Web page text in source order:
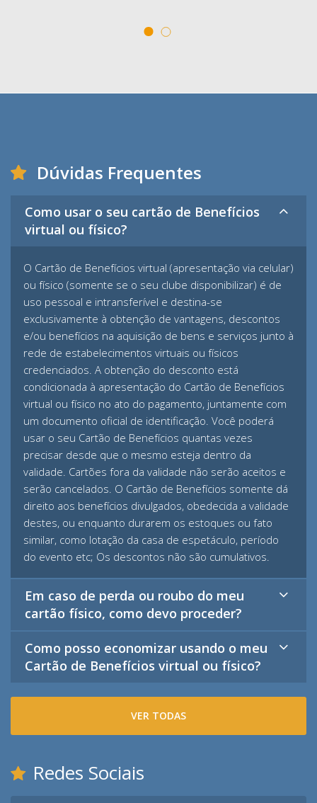
Dúvidas Frequentes
Como usar o seu cartão de Benefícios
virtual ou físico?
O Cartão de Benefícios virtual (apresentação via celular)
ou físico (somente se o seu clube disponibilizar) é de
uso pessoal e intransferível e destina-se
exclusivamente à obtenção de vantagens, descontos
e/ou benefícios na aquisição de bens e serviços junto à
rede de estabelecimentos virtuais ou físicos
credenciados. A obtenção do desconto está
condicionada à apresentação do Cartão de Benefícios
virtual ou físico no ato do pagamento, juntamente com
um documento oficial de identificação. Você poderá
usar o seu Cartão de Benefícios quantas vezes
precisar desde que o mesmo esteja dentro da
validade. Cartões fora da validade não serão aceitos e
serão cancelados. O Cartão de Benefícios somente dá
direito aos benefícios divulgados, obedecida a validade
destes, ou enquanto durarem os estoques ou fato
similar, como lotação da casa de espetáculo, período
do evento etc; Os descontos não são cumulativos.
Em caso de perda ou roubo do meu
cartão físico, como devo proceder?
Como posso economizar usando o meu
Cartão de Benefícios virtual ou físico?
VER TODAS
Redes Sociais